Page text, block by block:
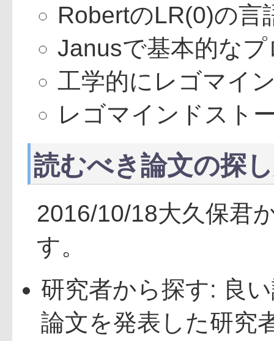
RobertのLR(0)の言
Janusで基本的な
工学的にレゴマイ
レゴマインドスト
読むべき論文の探
2016/10/18大久保君
す。
研究者から探す: 良
論文を発表した研究